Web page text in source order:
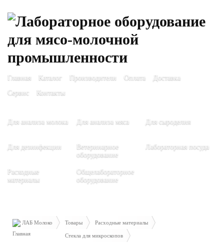
Главная Каталог Производители Оплата
Доставка
Сервис
Контакты
Для анализа молока Для анализа мяса Для сыроделия
Для дезинфекции
Ветеринарное
оборудование
Лабораторная посуда
Расходные
материалы
Общелабораторное
оборудование
ЛАБ Молоко Товары Расходные материалы
Стекла для микроскопов